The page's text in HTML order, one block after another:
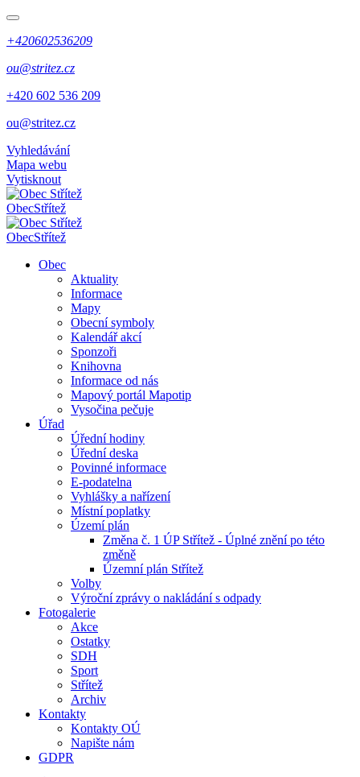
+420602536209
ou@stritez.cz
+420 602 536 209
ou@stritez.cz
Vyhledávání
Mapa webu
Vytisknout
ObecStřítež
ObecStřítež
Obec
Aktuality
Informace
Mapy
Obecní symboly
Kalendář akcí
Sponzoři
Knihovna
Informace od nás
Mapový portál Mapotip
Vysočina pečuje
Úřad
Úřední hodiny
Úřední deska
Povinné informace
E-podatelna
Vyhlášky a nařízení
Místní poplatky
Území plán
Změna č. 1 ÚP Střítež - Úplné znění po této
změně
Územní plán Střítež
Volby
Výroční zprávy o nakládání s odpady
Fotogalerie
Akce
Ostatky
SDH
Sport
Střítež
Archiv
Kontakty
Kontakty OÚ
Napište nám
GDPR